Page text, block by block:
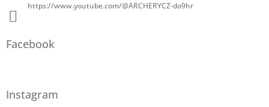
https://www.youtube.com/@ARCHERYCZ-do9hr
Facebook
Instagram